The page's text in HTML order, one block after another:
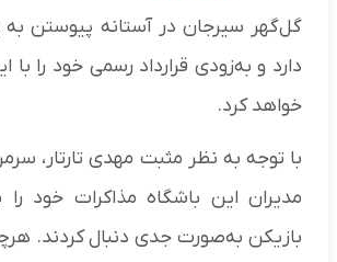
گل‌گهر سیرجان در آستانه پیوستن به
دارد و به‌زودی قرارداد رسمی خود را با
خواهد کرد.
با توجه به نظر مثبت مهدی تارتار،
مدیران این باشگاه مذاکرات خود
بازیکن به‌صورت جدی دنبال کردند.